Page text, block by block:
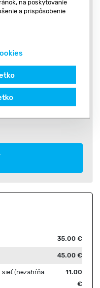
09:00 - 15:00
35.00 €
45.00 €
sieť (nezahŕňa
11.00
€
na poskytovanie
a prispôsobenie